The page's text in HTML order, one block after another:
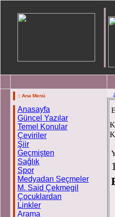
:: Ana Menü
Anasayfa
Güncel Yazılar
Temel Konular
Çeviriler
Şiir
Geçmişten
Sağlık
Spor
Medyadan Seçmeler
M. Said Çekmegil
Çocuklardan
Linkler
Arama